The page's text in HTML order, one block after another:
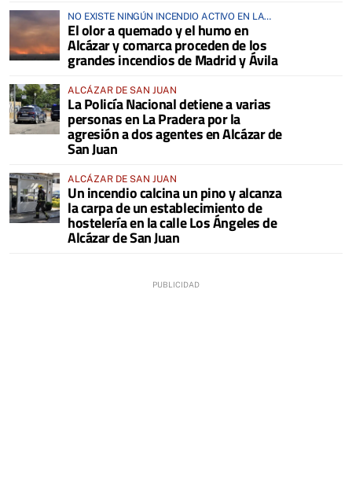
NO EXISTE NINGÚN INCENDIO ACTIVO EN LA
COMARCA
El olor a quemado y el humo en
Alcázar y comarca proceden de los
grandes incendios de Madrid y Ávila
ALCÁZAR DE SAN JUAN
La Policía Nacional detiene a varias
personas en La Pradera por la
agresión a dos agentes en Alcázar de
San Juan
ALCÁZAR DE SAN JUAN
Un incendio calcina un pino y alcanza
la carpa de un establecimiento de
hostelería en la calle Los Ángeles de
Alcázar de San Juan